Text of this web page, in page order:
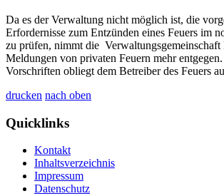
Da es der Verwaltung nicht möglich ist, die
Erfordernisse zum Entzünden eines Feuers im
zu prüfen, nimmt die
Meldungen von privaten Feuern mehr
Vorschriften obliegt dem Betreiber des Feuers
drucken nach oben
Quicklinks
Kontakt
Inhaltsverzeichnis
Impressum
Datenschutz